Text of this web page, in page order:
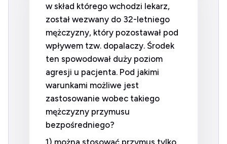
w skład którego wchodzi lekarz,
został wezwany do 32-letniego
mężczyzny, który pozostawał pod
wpływem tzw. dopalaczy. Środek
ten spowodował duży poziom
agresji u pacjenta. Pod jakimi
warunkami możliwe jest
zastosowanie wobec takiego
mężczyzny przymusu
bezpośredniego?
1) można stosować przymus tylko